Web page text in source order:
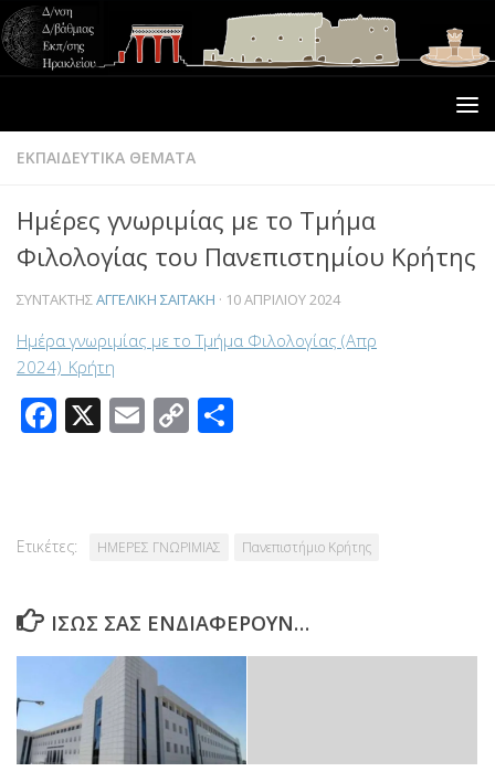
ΕΚΠΑΙΔΕΥΤΙΚΑ ΘΕΜΑΤΑ
Ημέρες γνωριμίας με το Τμήμα
Φιλολογίας του Πανεπιστημίου Κρήτης
ΣΥΝΤΆΚΤΗΣΑΓΓΕΛΙΚΉ ΣΑΪΤΆΚΗ · 10 ΑΠΡΙΛΊΟΥ 2024
Ημέρα γνωριμίας με το Τμήμα Φιλολογίας (Απρ
2024)_Κρήτη
Facebook
X Email
Copy
Ετικέτες: ΗΜΕΡΕΣ ΓΝΩΡΙΜΙΑΣ Πανεπιστήμιο Κρήτης
ΊΣΩΣ ΣΑΣ ΕΝΔΙΑΦΈΡΟΥΝ…